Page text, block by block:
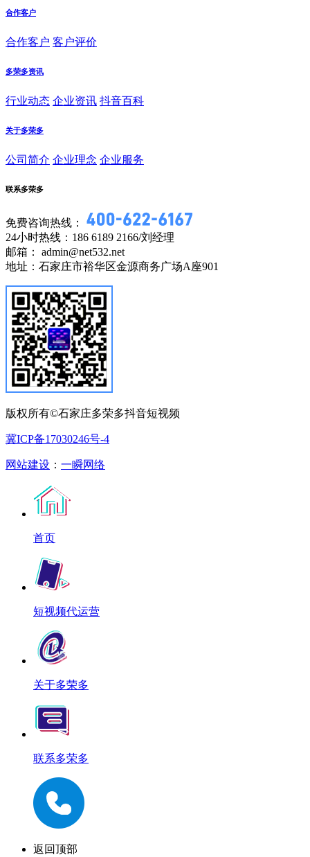
合作客户
合作客户 客户评价
多荣多资讯
行业动态 企业资讯 抖音百科
关于多荣多
公司简介 企业理念 企业服务
联系多荣多
免费咨询热线：
24小时热线：186 6189 2166/刘经理
邮箱： admin@net532.net
地址：石家庄市裕华区金源商务广场A座901
版权所有©石家庄多荣多抖音短视频
冀ICP备17030246号-4
网站建设 ： 一瞬网络
首页
短视频代运营
关于多荣多
联系多荣多
返回顶部